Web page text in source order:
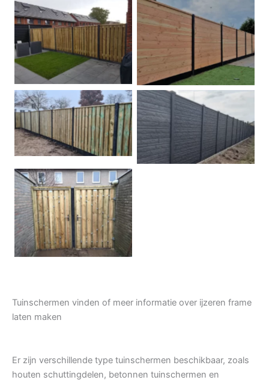
Betonpalen schutting Douglas
Hout beton schuttingen Rots motief antraciet
Tuindeur grenen
Tuinschermen vinden of meer informatie over ijzeren frame
laten maken
Er zijn verschillende type tuinschermen beschikbaar, zoals
houten schuttingdelen, betonnen tuinschermen en